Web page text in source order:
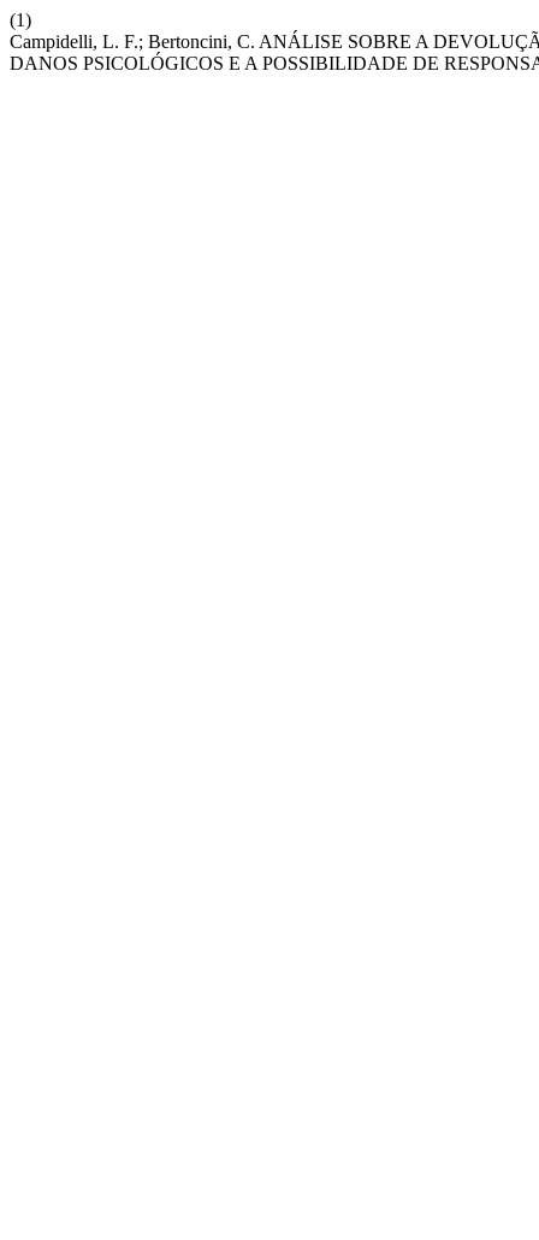
(1)
Campidelli, L. F.; Bertoncini, C. ANÁLISE SOBRE A
DANOS PSICOLÓGICOS E A POSSIBILIDADE DE